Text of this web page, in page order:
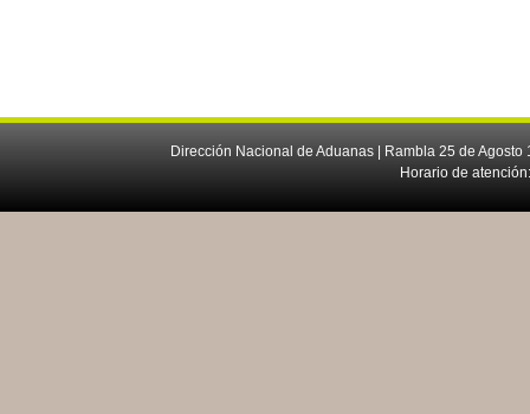
Dirección Nacional de Aduanas | Rambla 25 de
Horario de